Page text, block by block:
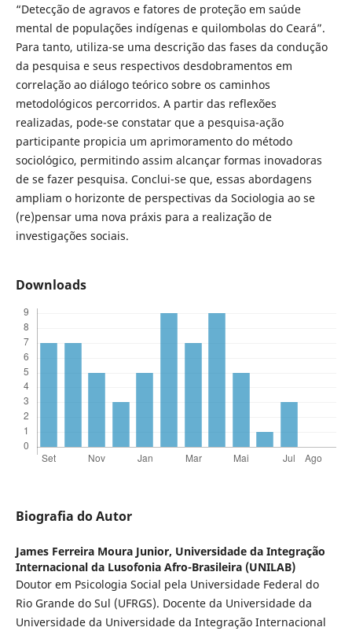
“Detecção de agravos e fatores de proteção em saúde
mental de populações indígenas e quilombolas do Ceará”.
Para tanto, utiliza-se uma descrição das fases da condução
da pesquisa e seus respectivos desdobramentos em
correlação ao diálogo teórico sobre os caminhos
metodológicos percorridos. A partir das reflexões
realizadas, pode-se constatar que a pesquisa-ação
participante propicia um aprimoramento do método
sociológico, permitindo assim alcançar formas inovadoras
de se fazer pesquisa. Conclui-se que, essas abordagens
ampliam o horizonte de perspectivas da Sociologia ao se
(re)pensar uma nova práxis para a realização de
investigações sociais.
Downloads
Biografia do Autor
James Ferreira Moura Junior, Universidade da Integração
Internacional da Lusofonia Afro-Brasileira (UNILAB)
Doutor em Psicologia Social pela Universidade Federal do
Rio Grande do Sul (UFRGS). Docente da Universidade da
Universidade da Universidade da Integração Internacional